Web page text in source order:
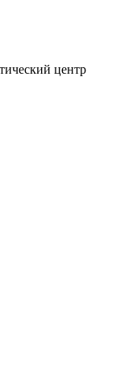
центр